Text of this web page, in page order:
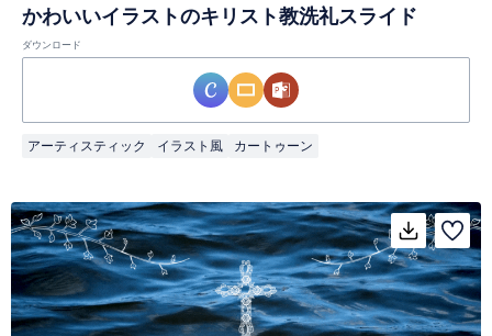
かわいいイラストのキリスト教洗礼スライド
ダウンロード
アーティスティック イラスト風 カートゥーン